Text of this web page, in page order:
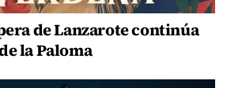
de Lanzarote continúa
la Paloma